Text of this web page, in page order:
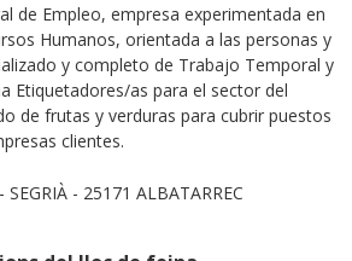
de Empleo, empresa experimentada en
Humanos, orientada a las personas y
y completo de Trabajo Temporal y
Etiquetadores/as para el sector del
de frutas y verduras para cubrir puestos
clientes.
SEGRIÀ - 25171 ALBATARREC